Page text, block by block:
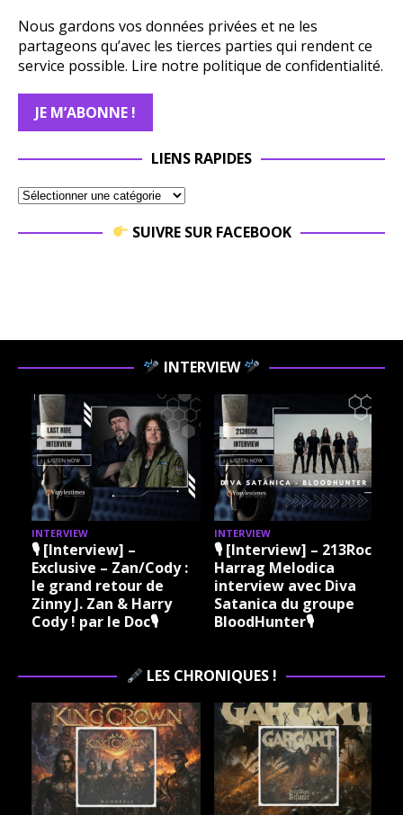
Nous gardons vos données privées et ne les
partageons qu’avec les tierces parties qui rendent ce
service possible. Lire notre politique de confidentialité.
LIENS RAPIDES
SUIVRE SUR FACEBOOK
INTERVIEW
INTERVIEW
🎙 [Interview] –
Exclusive – Zan/Cody :
le grand retour de
Zinny J. Zan & Harry
Cody ! par le Doc🎙
INTERVIEW
🎙 [Interview] – 213Rock
Harrag Melodica
interview avec Diva
Satanica du groupe
BloodHunter🎙
LES CHRONIQUES !